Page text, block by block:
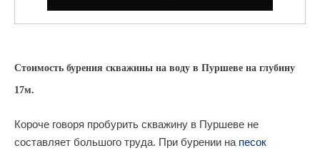
Стоимость бурения скважины на воду в Пуршеве на глубину
17м.
Короче говоря пробурить скважину в Пуршеве не
составляет большого труда. При бурении на песок